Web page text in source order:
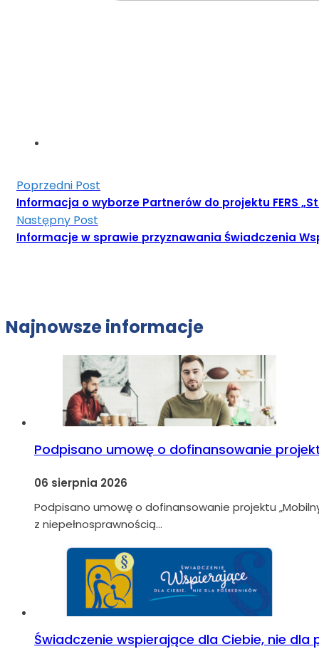
Poprzedni Post
Informacja o wyborze Partnerów do projektu FERS
Następny Post
Informacje w sprawie przyznawania Świadczenia
Najnowsze informacje
Podpisano umowę o dofinansowanie
06 sierpnia 2026
Podpisano umowę o dofinansowanie projektu
z niepełnosprawnością…
Świadczenie wspierające dla Ciebie, nie dla